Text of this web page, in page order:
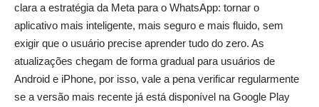
clara a estratégia da Meta para o WhatsApp: tornar o
aplicativo mais inteligente, mais seguro e mais fluido, sem
exigir que o usuário precise aprender tudo do zero. As
atualizações chegam de forma gradual para usuários de
Android e iPhone, por isso, vale a pena verificar regularmente
se a versão mais recente já está disponível na Google Play